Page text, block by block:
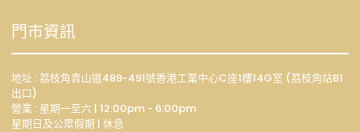
門市資訊
地址 : 荔枝角青山道489-491號香港工業中心C座1樓14G室 (荔枝角站B1
出口)
營業 : 星期一至六 | 12:00pm - 6:00pm
星期日及公眾假期 | 休息